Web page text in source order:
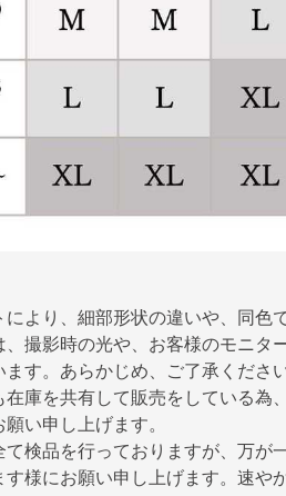
により、細部形状の違いや、同色
、撮影時の光や、お客様のモニ
す。あらかじめ、ご了承ください
在庫を共有して販売をしている
い申し上げます。
て検品を行っておりますが、万
様にお願い申し上げます。速や